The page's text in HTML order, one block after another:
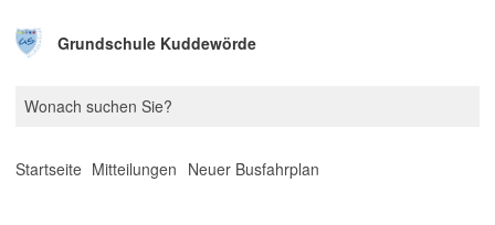
Grundschule Kuddewörde
Startseite Mitteilungen Neuer Busfahrplan